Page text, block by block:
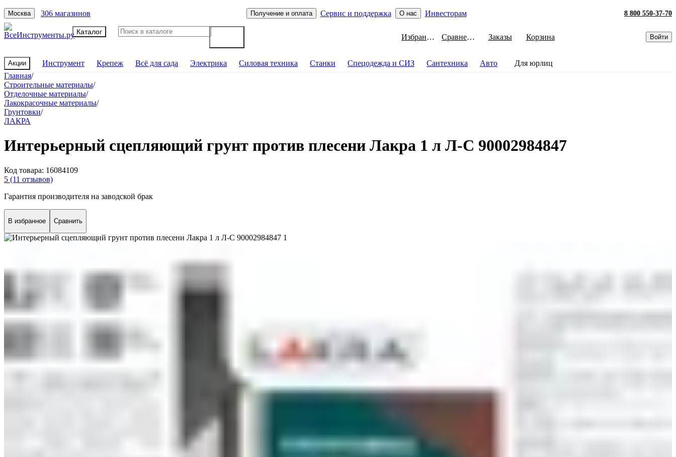
Москва 306 магазинов Получение и оплата Сервис и поддержка О нас Инвесторам 8 800 550-37-70
Каталог
Избранное Сравнение Заказы Корзина Войти
Акции Инструмент Крепеж Всё для сада Электрика Силовая техника Станки Спецодежда и СИЗ Сантехника Авто
Для юрлиц
Главная/
Строительные материалы/
Отделочные материалы/
Лакокрасочные материалы/
Грунтовки/
ЛАКРА
Интерьерный сцепляющий грунт против плесени Лакра 1 л Л-С 90002984847
Код товара: 16084109
5 (11 отзывов)
Гарантия производителя на заводской брак
В избранное Сравнить